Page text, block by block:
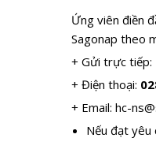
Ứng viên điền
Sagonap theo
+ Gửi trực tiếp:
+ Điện thoại:
+ Email: hc-
Nếu đạt yêu